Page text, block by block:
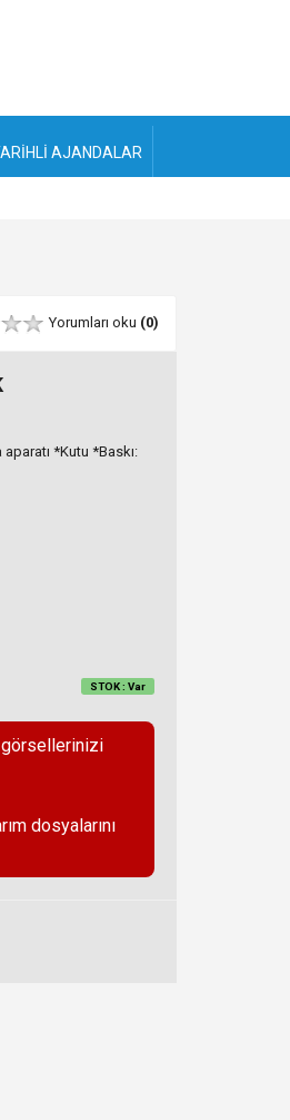
AJANDALAR
Yorumları oku (0)
*Kutu *Baskı:
STOK : Var
görsellerinizi
dosyalarını